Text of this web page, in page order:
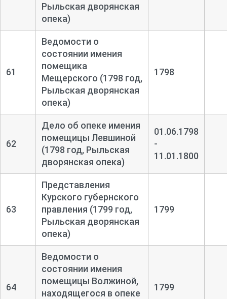
Рыльская дворянская
опека)
61
Ведомости о
состоянии имения
помещика
Мещерского (1798 год,
Рыльская дворянская
опека)
1798
62
Дело об опеке имения
помещицы Левшиной
(1798 год, Рыльская
дворянская опека)
01.06.1798
-
11.01.1800
63
Представления
Курского губернского
правления (1799 год,
Рыльская дворянская
опека)
1799
64
Ведомости о
состоянии имения
помещицы Волжиной,
находящегося в опеке
1799